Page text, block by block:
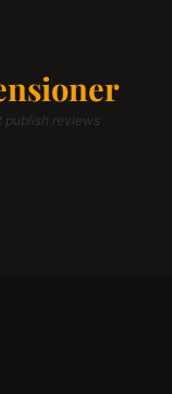
publish reviews